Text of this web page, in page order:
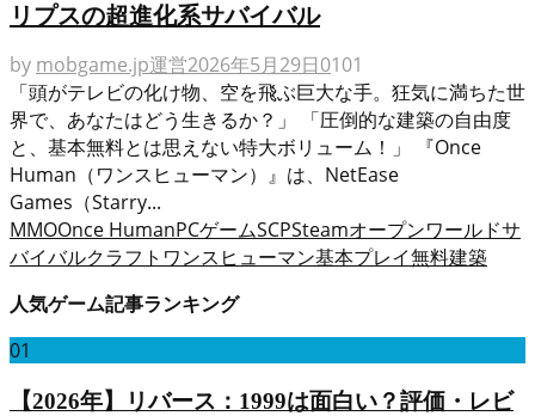
リプスの超進化系サバイバル
by mobgame.jp運営2026年5月29日0101
「頭がテレビの化け物、空を飛ぶ巨大な手。狂気に満ちた世
界で、あなたはどう生きるか？」 「圧倒的な建築の自由度
と、基本無料とは思えない特大ボリューム！」 『Once
Human（ワンスヒューマン）』は、NetEase
Games（Starry...
MMOOnce HumanPCゲームSCPSteamオープンワールドサ
バイバルクラフト ワンスヒューマン基本プレイ無料建築
人気ゲーム記事ランキング
01
【2026年】リバース：1999は面白い？評価・レビ